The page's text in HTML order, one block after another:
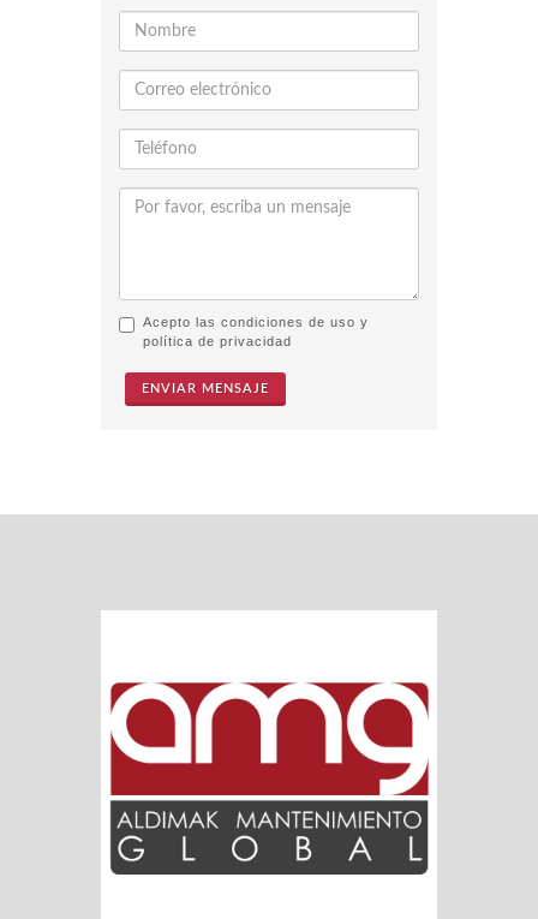
Acepto las condiciones de uso y
política de privacidad
ENVIAR MENSAJE